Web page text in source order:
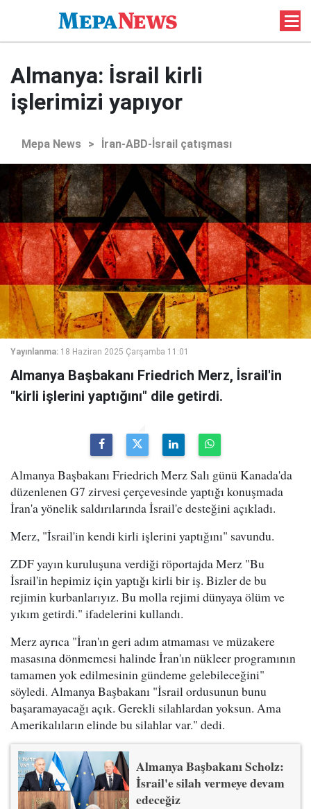
Almanya: İsrail kirli
işlerimizi yapıyor
Mepa News > İran-ABD-İsrail çatışması
Yayınlanma: 18 Haziran 2025 Çarşamba 11:01
Almanya Başbakanı Friedrich Merz, İsrail'in
"kirli işlerini yaptığını" dile getirdi.
Almanya Başbakanı Friedrich Merz Salı günü Kanada'da
düzenlenen G7 zirvesi çerçevesinde yaptığı konuşmada
İran'a yönelik saldırılarında İsrail'e desteğini açıkladı.
Merz, "İsrail'in kendi kirli işlerini yaptığını" savundu.
ZDF yayın kuruluşuna verdiği röportajda Merz "Bu
İsrail'in hepimiz için yaptığı kirli bir iş. Bizler de bu
rejimin kurbanlarıyız. Bu molla rejimi dünyaya ölüm ve
yıkım getirdi." ifadelerini kullandı.
Merz ayrıca "İran'ın geri adım atmaması ve müzakere
masasına dönmemesi halinde İran'ın nükleer programının
tamamen yok edilmesinin gündeme gelebileceğini"
söyledi. Almanya Başbakanı "İsrail ordusunun bunu
başaramayacağı açık. Gerekli silahlardan yoksun. Ama
Amerikalıların elinde bu silahlar var." dedi.
Almanya Başbakanı Scholz:
İsrail'e silah vermeye devam
edeceğiz